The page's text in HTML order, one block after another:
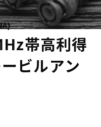
帯高利得
ビルアン